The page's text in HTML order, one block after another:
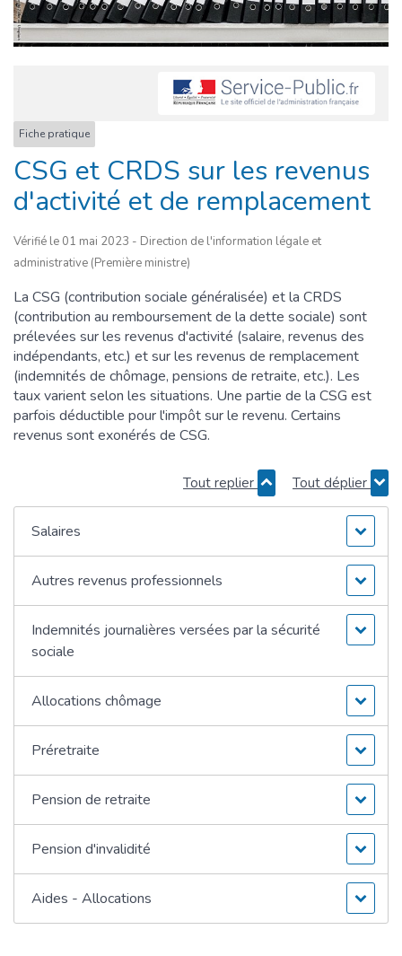
Fiche pratique
CSG et CRDS sur les revenus
d'activité et de remplacement
Vérifié le 01 mai 2023 - Direction de l'information légale et
administrative (Première ministre)
La CSG (contribution sociale généralisée) et la CRDS
(contribution au remboursement de la dette sociale) sont
prélevées sur les revenus d'activité (salaire, revenus des
indépendants, etc.) et sur les revenus de remplacement
(indemnités de chômage, pensions de retraite, etc.). Les
taux varient selon les situations. Une partie de la CSG est
parfois déductible pour l'impôt sur le revenu. Certains
revenus sont exonérés de CSG.
Tout replier Tout déplier
Salaires
Autres revenus professionnels
Indemnités journalières versées par la sécurité
sociale
Allocations chômage
Préretraite
Pension de retraite
Pension d'invalidité
Aides - Allocations